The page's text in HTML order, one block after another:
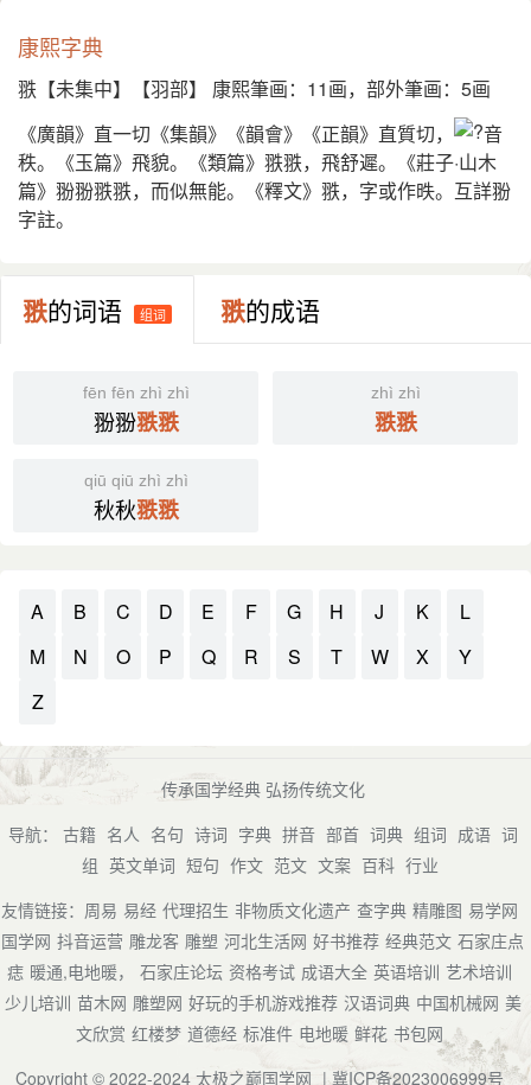
康熙字典
翐【未集中】【羽部】 康熙筆画：11画，部外筆画：5画
《廣韻》直一切《集韻》《韻會》《正韻》直質切，
音
秩。《玉篇》飛貌。《類篇》翐翐，飛舒遲。《莊子·山木
篇》翂翂翐翐，而似無能。《釋文》翐，字或作昳。互詳翂
字註。
翐的词语 组词 翐的成语
fēn fēn zhì zhì
翂翂翐翐
zhì zhì
翐翐
qiū qiū zhì zhì
秋秋翐翐
A B C D E F G H J K
L
M
N O P Q R S T W X
Y
Z
传承国学经典 弘扬传统文化
导航： 古籍 名人 名句 诗词 字典 拼音 部首 词典 组词 成语 词
组 英文单词 短句 作文 范文 文案 百科 行业
友情链接： 周易 易经 代理招生 非物质文化遗产 查字典 精雕图 易学网
国学网 抖音运营 雕龙客 雕塑 河北生活网 好书推荐 经典范文 石家庄点
痣 暖通,电地暖， 石家庄论坛 资格考试 成语大全 英语培训 艺术培训
少儿培训 苗木网 雕塑网 好玩的手机游戏推荐 汉语词典 中国机械网 美
文欣赏 红楼梦 道德经 标准件 电地暖 鲜花 书包网
Copyright © 2022-2024 太极之巅国学网 | 冀ICP备2023006999号